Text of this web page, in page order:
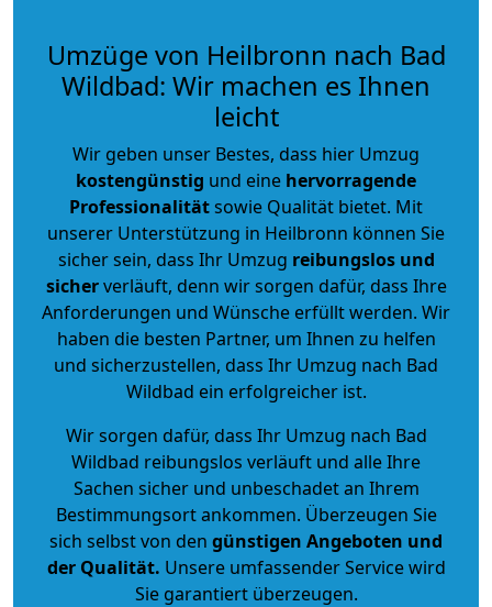
Umzüge von Heilbronn nach Bad
Wildbad: Wir machen es Ihnen
leicht
Wir geben unser Bestes, dass hier Umzug
kostengünstig und eine hervorragende
Professionalitätsowie Qualität bietet. Mit
unserer Unterstützung in Heilbronn können Sie
sicher sein, dass Ihr Umzug reibungslos und
sicherverläuft, denn wir sorgen dafür, dass Ihre
Anforderungen und Wünsche erfüllt werden. Wir
haben die besten Partner, um Ihnen zu helfen
und sicherzustellen, dass Ihr Umzug nach Bad
Wildbad ein erfolgreicher ist.
Wir sorgen dafür, dass Ihr Umzug nach Bad
Wildbad reibungslos verläuft und alle Ihre
Sachen sicher und unbeschadet an Ihrem
Bestimmungsort ankommen. Überzeugen Sie
sich selbst von den günstigen Angeboten und
der Qualität. Unsere umfassender Service wird
Sie garantiert überzeugen.